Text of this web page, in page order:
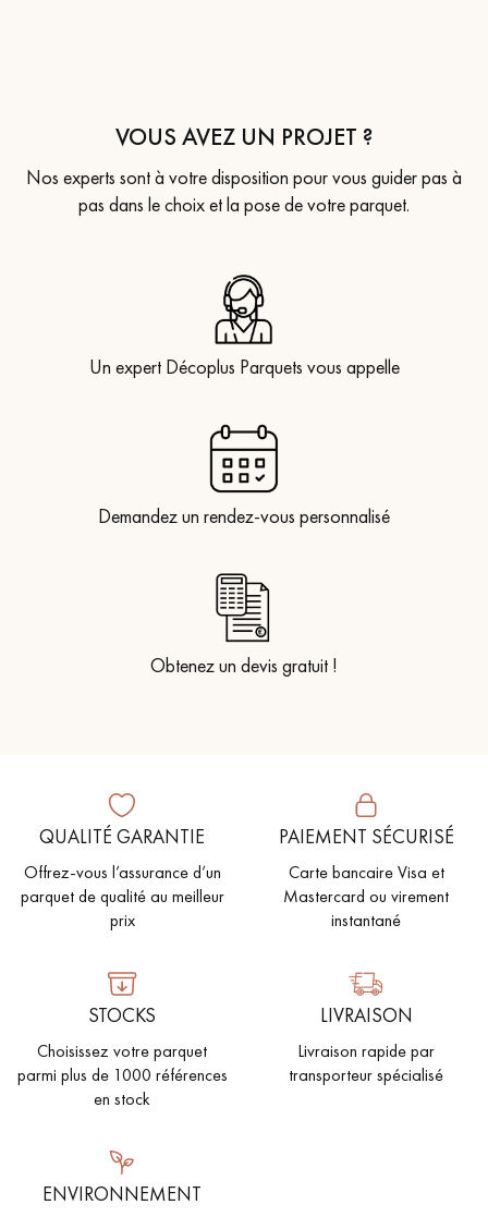
VOUS AVEZ UN PROJET ?
Nos experts sont à votre disposition pour vous guider pas à
pas dans le choix et la pose de votre parquet.
Un expert Décoplus Parquets vous appelle
Demandez un rendez-vous personnalisé
Obtenez un devis gratuit !
QUALITÉ GARANTIE
Offrez-vous l’assurance d’un
parquet de qualité au meilleur
prix
PAIEMENT SÉCURISÉ
Carte bancaire Visa et
Mastercard ou virement
instantané
STOCKS
Choisissez votre parquet
parmi plus de 1000 références
en stock
LIVRAISON
Livraison rapide par
transporteur spécialisé
ENVIRONNEMENT